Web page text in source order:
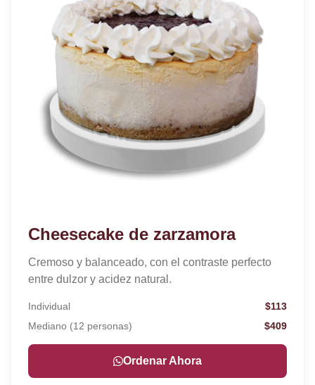
Cheesecake de zarzamora
Cremoso y balanceado, con el contraste perfecto
entre dulzor y acidez natural.
Individual
$113
Mediano (12 personas)
$409
Ordenar Ahora